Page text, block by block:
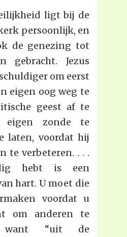
ligt bij de
persoonlijk, en
de genezing tot
gebracht. Jezus
om eerst
eigen oog weg te
geest af te
eigen zonde te
laten, voordat hij
te verbeteren. . . .
hebt is een
hart. U moet die
voordat u
om anderen te
want “uit de